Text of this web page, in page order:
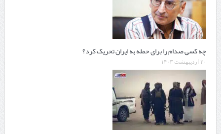
چه کسی صدام را برای حمله به ایران تحریک کرد؟
۲۰ اردیبهشت ۱۴۰۳